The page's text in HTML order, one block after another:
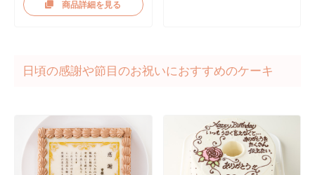
商品詳細を見る
日頃の感謝や節目のお祝いにおすすめのケーキ